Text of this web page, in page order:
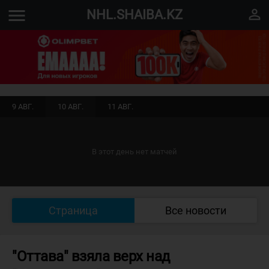
menu NHL.SHAIBA.KZ perm_identity
9 АВГ. 10 АВГ. 11 АВГ.
В этот день нет матчей
Страница Все новости
"Оттава" взяла верх над